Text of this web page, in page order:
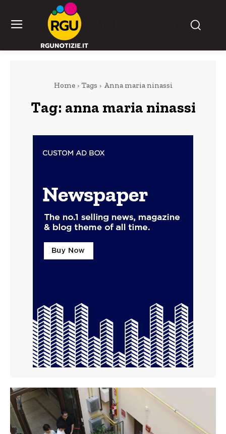
Home Tags Anna maria ninassi
Tag: anna maria ninassi